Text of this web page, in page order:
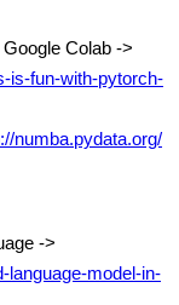
Colab ->
is-fun-with-pytorch-
numba.pydata.org/
->
language-model-in-